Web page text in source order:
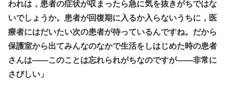
われは，患者の症状が収まったら急に気を抜きがちではな
いでしょうか。患者が回復期に入るか入らないうちに，医
療者にはだいたい次の患者が待っているんですね。だから
保護室から出てみんなのなかで生活をしはじめた時の患者
さんは――このことは忘れられがちなのですが――非常に
さびしい」